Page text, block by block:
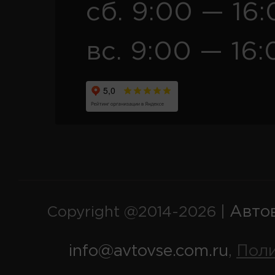
сб. 9:00 —
вс. 9:00 —
Copyright @2014-2026 |
info@avtovse.com.ru,